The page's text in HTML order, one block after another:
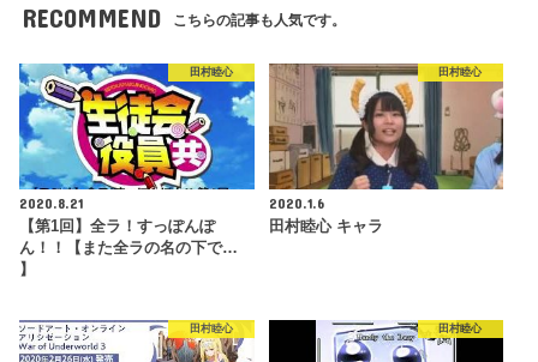
RECOMMEND こちらの記事も人気です。
田村睦心
2020.8.21
【第1回】全ラ！すっぽんぽ
ん！！【また全ラの名の下で…
】
田村睦心
2020.1.6
田村睦心 キャラ
田村睦心 田村睦心